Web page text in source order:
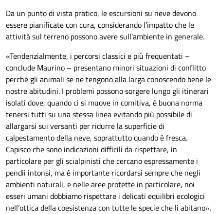
Da un punto di vista pratico, le escursioni su neve devono
essere pianificate con cura, considerando l’impatto che le
attività sul terreno possono avere sull’ambiente in generale.
«Tendenzialmente, i percorsi classici e più frequentati –
conclude Maurino – presentano minori situazioni di conflitto
perché gli animali se ne tengono alla larga conoscendo bene le
nostre abitudini. I problemi possono sorgere lungo gli itinerari
isolati dove, quando ci si muove in comitiva, è buona norma
tenersi tutti su una stessa linea evitando più possibile di
allargarsi sui versanti per ridurre la superficie di
calpestamento della neve, soprattutto quando è fresca.
Capisco che sono indicazioni difficili da rispettare, in
particolare per gli scialpinisti che cercano espressamente i
pendii intonsi, ma è importante ricordarsi sempre che negli
ambienti naturali, e nelle aree protette in particolare, noi
esseri umani dobbiamo rispettare i delicati equilibri ecologici
nell’ottica della coesistenza con tutte le specie che li abitano».